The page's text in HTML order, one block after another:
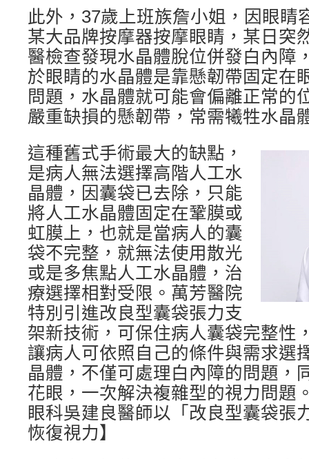
此外，37歲上班族詹小姐，因眼睛
某大品牌按摩器按摩眼睛，某日突
醫檢查發現水晶體脫位併發白內障
於眼睛的水晶體是靠懸韌帶固定在
問題，水晶體就可能會偏離正常的
嚴重缺損的懸韌帶，常需犧牲水晶
這種舊式手術最大的缺點，
是病人無法選擇高階人工水
晶體，因囊袋已去除，只能
將人工水晶體固定在鞏膜或
虹膜上，也就是當病人的囊
袋不完整，就無法使用散光
或是多焦點人工水晶體，治
療選擇相對受限。萬芳醫院
特別引進改良型囊袋張力支
架新技術，可保住病人囊袋完整性
讓病人可依照自己的條件與需求選
晶體，不僅可處理白內障的問題，
花眼，一次解決複雜型的視力問題
眼科吳建良醫師以「改良型囊袋張
恢復視力】